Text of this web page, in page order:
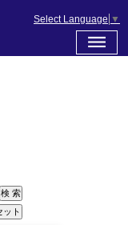
Select Language ▼